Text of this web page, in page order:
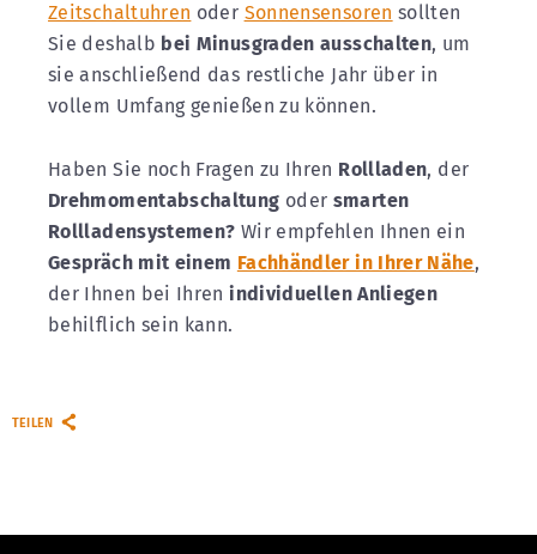
Zeitschaltuhren oder Sonnensensoren sollten
Sie deshalb bei Minusgraden ausschalten, um
sie anschließend das restliche Jahr über in
vollem Umfang genießen zu können.
Haben Sie noch Fragen zu Ihren Rollladen, der
Drehmomentabschaltung oder smarten
Rollladensystemen? Wir empfehlen Ihnen ein
Gespräch mit einem Fachhändler in Ihrer Nähe,
der Ihnen bei Ihrenindividuellen Anliegen
behilflich sein kann.
TEILEN